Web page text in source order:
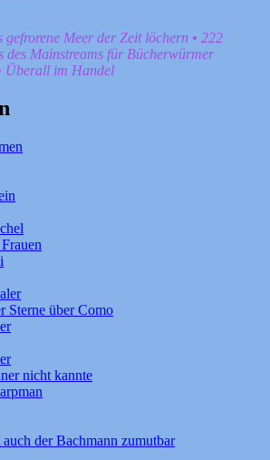
gefrorene Meer der Zeit löchern • 222
des Mainstreams für Bücherwürmer
Überall im Handel
Sterne über Como
nicht kannte
der Bachmann zumutbar